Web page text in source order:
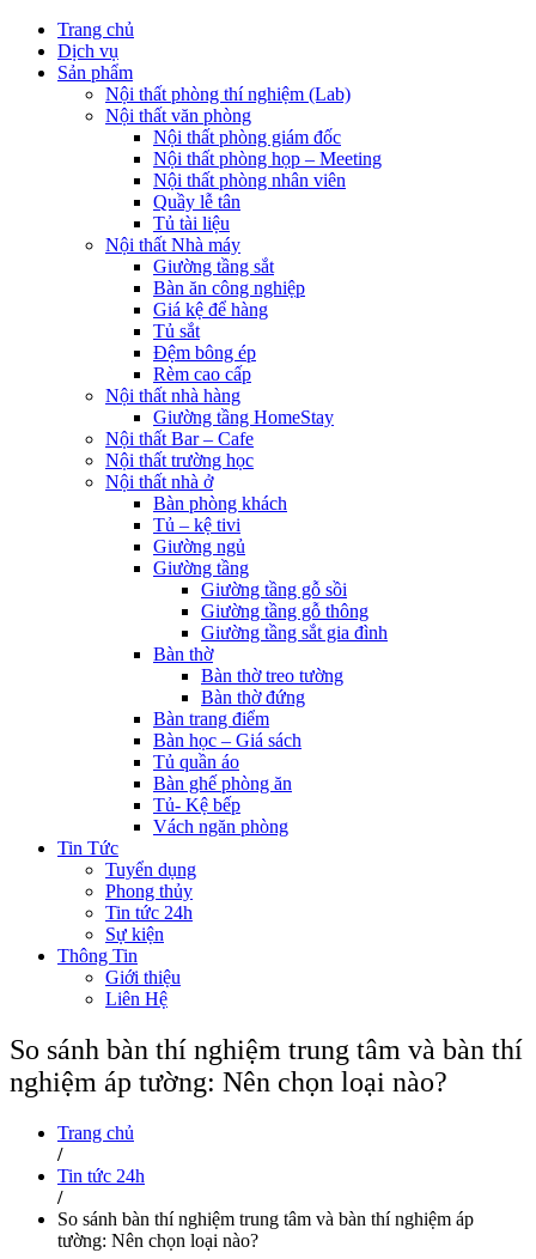
Trang chủ
Dịch vụ
Sản phẩm
Nội thất phòng thí nghiệm (Lab)
Nội thất văn phòng
Nội thất phòng giám đốc
Nội thất phòng họp – Meeting
Nội thất phòng nhân viên
Quầy lễ tân
Tủ tài liệu
Nội thất Nhà máy
Giường tầng sắt
Bàn ăn công nghiệp
Giá kệ để hàng
Tủ sắt
Đệm bông ép
Rèm cao cấp
Nội thất nhà hàng
Giường tầng HomeStay
Nội thất Bar – Cafe
Nội thất trường học
Nội thất nhà ở
Bàn phòng khách
Tủ – kệ tivi
Giường ngủ
Giường tầng
Giường tầng gỗ sồi
Giường tầng gỗ thông
Giường tầng sắt gia đình
Bàn thờ
Bàn thờ treo tường
Bàn thờ đứng
Bàn trang điểm
Bàn học – Giá sách
Tủ quần áo
Bàn ghế phòng ăn
Tủ- Kệ bếp
Vách ngăn phòng
Tin Tức
Tuyển dụng
Phong thủy
Tin tức 24h
Sự kiện
Thông Tin
Giới thiệu
Liên Hệ
So sánh bàn thí nghiệm trung tâm và bàn thí
nghiệm áp tường: Nên chọn loại nào?
Trang chủ
/
Tin tức 24h
/
So sánh bàn thí nghiệm trung tâm và bàn thí nghiệm áp
tường: Nên chọn loại nào?